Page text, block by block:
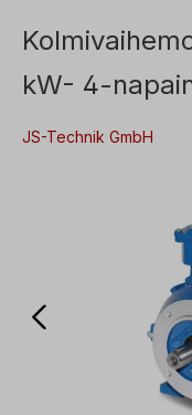
kW- 4-
JS-Technik GmbH